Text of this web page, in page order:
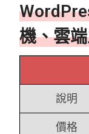
機、雲
說明
價格